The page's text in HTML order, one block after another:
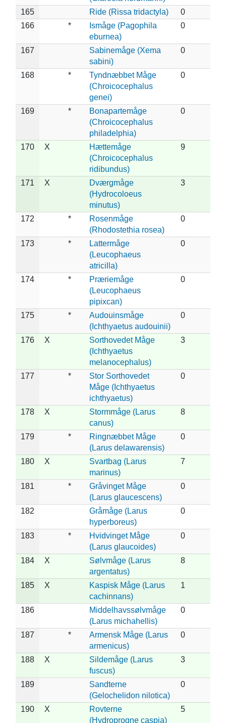
165 Ride (Rissa tridactyla)
0
166
*
Ismåge (Pagophila
eburnea)
0
167
Sabinemåge (Xema
sabini)
0
168 *
Tyndnæbbet Måge
(Chroicocephalus
genei)
0
169 *
Bonapartemåge
(Chroicocephalus
philadelphia)
0
170 X
Hættemåge
(Chroicocephalus
ridibundus)
9
171 X
Dværgmåge
(Hydrocoloeus
minutus)
3
172 *
Rosenmåge
(Rhodostethia rosea)
0
173 *
Lattermåge
(Leucophaeus
atricilla)
0
174 *
Præriemåge
(Leucophaeus
pipixcan)
0
175 *
Audouinsmåge
(Ichthyaetus audouinii)
0
176 X
Sorthovedet Måge
(Ichthyaetus
melanocephalus)
3
177 *
Stor Sorthovedet
Måge (Ichthyaetus
ichthyaetus)
0
178 X
Stormmåge (Larus
canus)
8
179 *
Ringnæbbet Måge
(Larus delawarensis)
0
180 X
Svartbag (Larus
marinus)
7
181 *
Gråvinget Måge
(Larus glaucescens)
0
182
Gråmåge (Larus
hyperboreus)
0
183 *
Hvidvinget Måge
(Larus glaucoides)
0
184 X
Sølvmåge (Larus
argentatus)
8
185 X
Kaspisk Måge (Larus
cachinnans)
1
186
Middelhavssølvmåge
(Larus michahellis)
0
187 *
Armensk Måge (Larus
armenicus)
0
188 X
Sildemåge (Larus
fuscus)
3
189
Sandterne
(Gelochelidon nilotica)
0
190 X
Rovterne
(Hydroprogne caspia)
5